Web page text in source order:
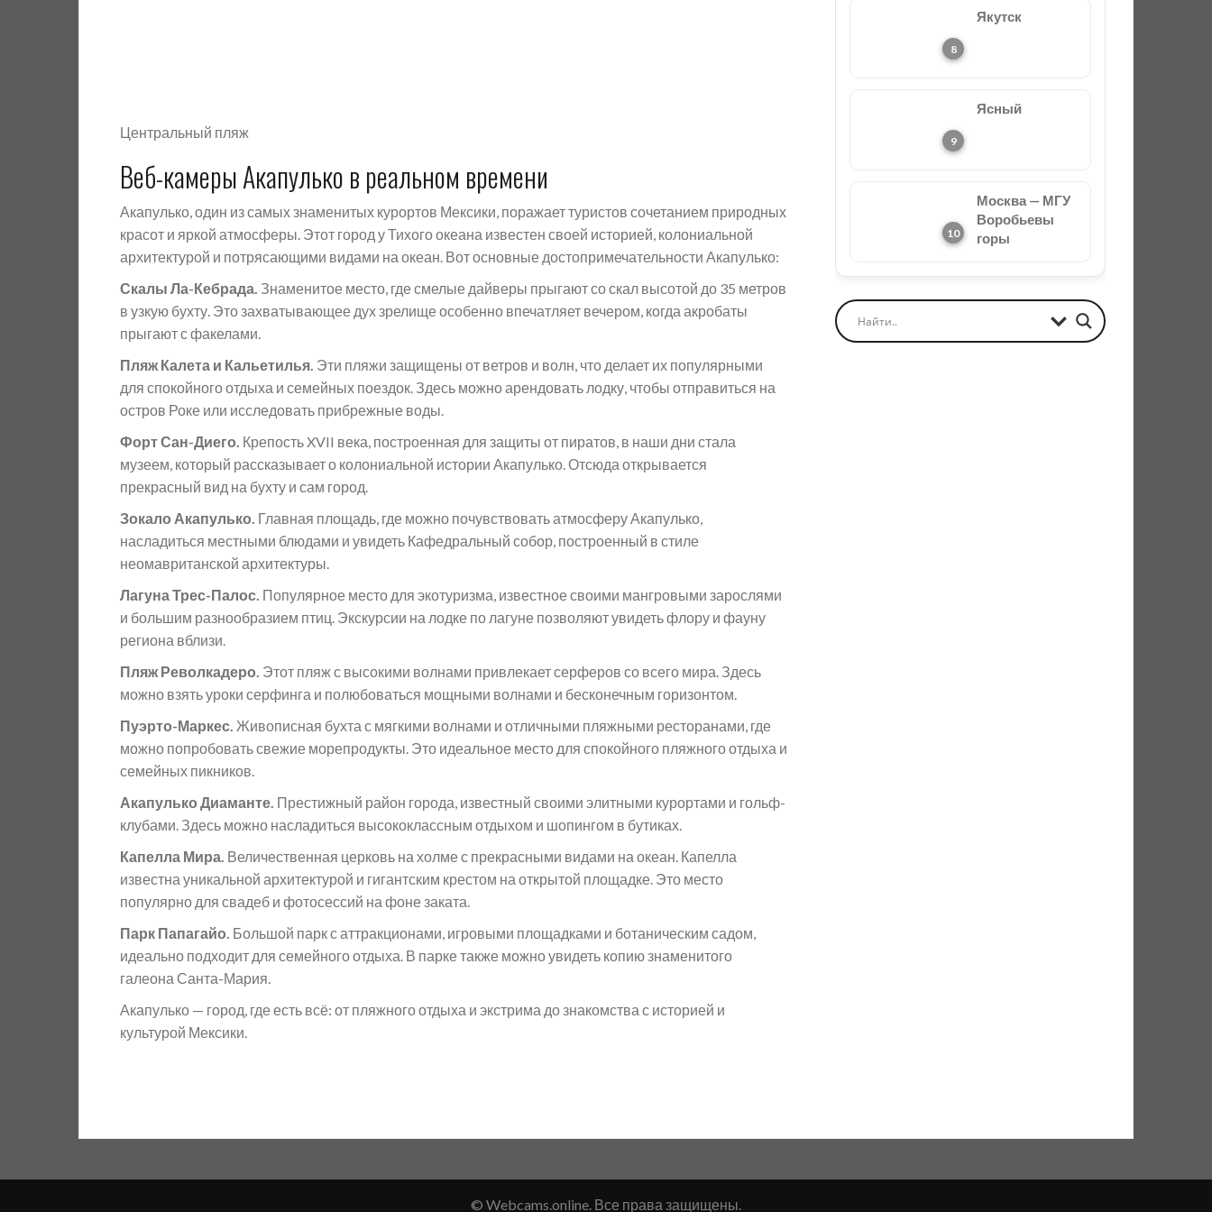
Центральный пляж
Веб-камеры Акапулько в реальном времени
Акапулько, один из самых знаменитых курортов Мексики, поражает туристов сочетанием природных
красот и яркой атмосферы. Этот город у Тихого океана известен своей историей, колониальной
архитектурой и потрясающими видами на океан. Вот основные достопримечательности Акапулько:
Скалы Ла-Кебрада. Знаменитое место, где смелые дайверы прыгают со скал высотой до 35 метров
в узкую бухту. Это захватывающее дух зрелище особенно впечатляет вечером, когда акробаты
прыгают с факелами.
Пляж Калета и Кальетилья. Эти пляжи защищены от ветров и волн, что делает их популярными
для спокойного отдыха и семейных поездок. Здесь можно арендовать лодку, чтобы отправиться на
остров Роке или исследовать прибрежные воды.
Форт Сан-Диего. Крепость XVII века, построенная для защиты от пиратов, в наши дни стала
музеем, который рассказывает о колониальной истории Акапулько. Отсюда открывается
прекрасный вид на бухту и сам город.
Зокало Акапулько. Главная площадь, где можно почувствовать атмосферу Акапулько,
насладиться местными блюдами и увидеть Кафедральный собор, построенный в стиле
неомавританской архитектуры.
Лагуна Трес-Палос. Популярное место для экотуризма, известное своими мангровыми зарослями
и большим разнообразием птиц. Экскурсии на лодке по лагуне позволяют увидеть флору и фауну
региона вблизи.
Пляж Револкадеро. Этот пляж с высокими волнами привлекает серферов со всего мира. Здесь
можно взять уроки серфинга и полюбоваться мощными волнами и бесконечным горизонтом.
Пуэрто-Маркес. Живописная бухта с мягкими волнами и отличными пляжными ресторанами, где
можно попробовать свежие морепродукты. Это идеальное место для спокойного пляжного отдыха и
семейных пикников.
Акапулько Диаманте. Престижный район города, известный своими элитными курортами и гольф-
клубами. Здесь можно насладиться высококлассным отдыхом и шопингом в бутиках.
Капелла Мира. Величественная церковь на холме с прекрасными видами на океан. Капелла
известна уникальной архитектурой и гигантским крестом на открытой площадке. Это место
популярно для свадеб и фотосессий на фоне заката.
Парк Папагайо. Большой парк с аттракционами, игровыми площадками и ботаническим садом,
идеально подходит для семейного отдыха. В парке также можно увидеть копию знаменитого
галеона Санта-Мария.
Акапулько — город, где есть всё: от пляжного отдыха и экстрима до знакомства с историей и
культурой Мексики.
Якутск
Ясный
Москва — МГУ
Воробьевы
горы
© Webcams.online. Все права защищены.